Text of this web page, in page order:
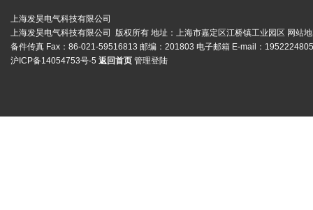
上海发昊电气科技有限公司
上海发昊电气科技有限公司 版权所有 地址：上海市嘉定区江桥镇工业园区 网站
备件传真 Fax：86-021-59516813 邮编：201803 电子邮箱 E-mail：
沪ICP备14054753号-5 返回首页 管理登陆